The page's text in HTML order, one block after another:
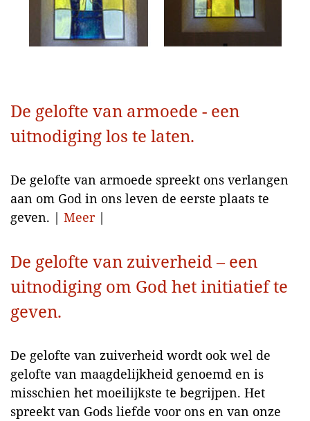
De gelofte van armoede - een
uitnodiging los te laten.
De gelofte van armoede spreekt ons verlangen
aan om God in ons leven de eerste plaats te
geven. | Meer |
De gelofte van zuiverheid – een
uitnodiging om God het initiatief te
geven.
De gelofte van zuiverheid wordt ook wel de
gelofte van maagdelijkheid genoemd en is
misschien het moeilijkste te begrijpen. Het
spreekt van Gods liefde voor ons en van onze